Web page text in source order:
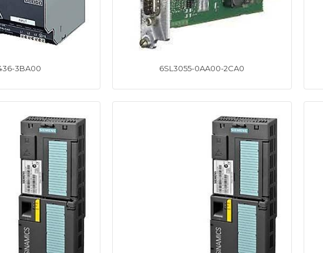
3BA00 6SL3055-0AA00-2CA0